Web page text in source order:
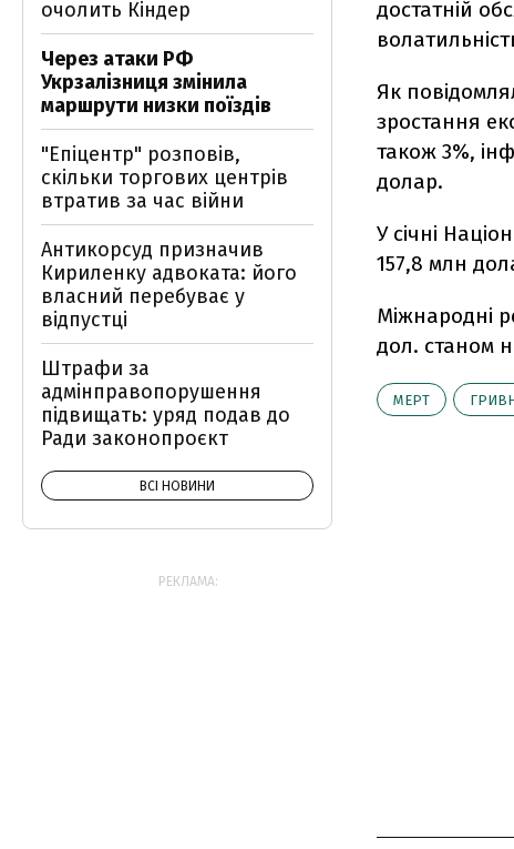
достатній
Як
зростання
також 3%,
долар.
У січні
157,8 млн
Міжнародні
дол. станом
МЕРТ
очолить Кіндер
Через атаки РФ
Укрзалізниця змінила
маршрути низки поїздів
"Епіцентр" розповів,
скільки торгових центрів
втратив за час війни
Антикорсуд призначив
Кириленку адвоката: його
власний перебуває у
відпустці
Штрафи за
адмінправопорушення
підвищать: уряд подав до
Ради законопроєкт
ВСІ НОВИНИ
РЕКЛАМА: